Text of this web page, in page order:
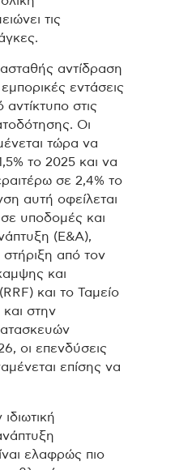
τις
αντίδραση
εντάσεις
αντίκτυπο στις
Οι
τώρα να
το 2025 και να
σε 2,4% το
αυτή οφείλεται
σε υποδομές και
(Ε&Α),
από τον
και
και το Ταμείο
στην
οι επενδύσεις
επίσης να
ελαφρώς πιο